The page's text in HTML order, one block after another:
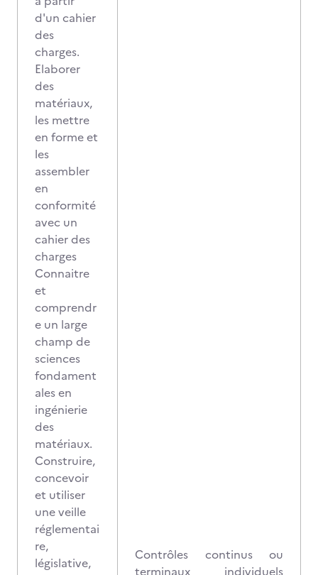
d'un cahier
des
charges.
Elaborer
des
matériaux,
les mettre
en forme et
les
assembler
en
conformité
avec un
cahier des
charges
Connaitre
et
comprendr
e un large
champ de
sciences
fondament
ales en
ingénierie
des
matériaux.
Construire,
concevoir
et utiliser
une veille
réglementai
re,
législative,
Contrôles continus ou
terminaux individuels